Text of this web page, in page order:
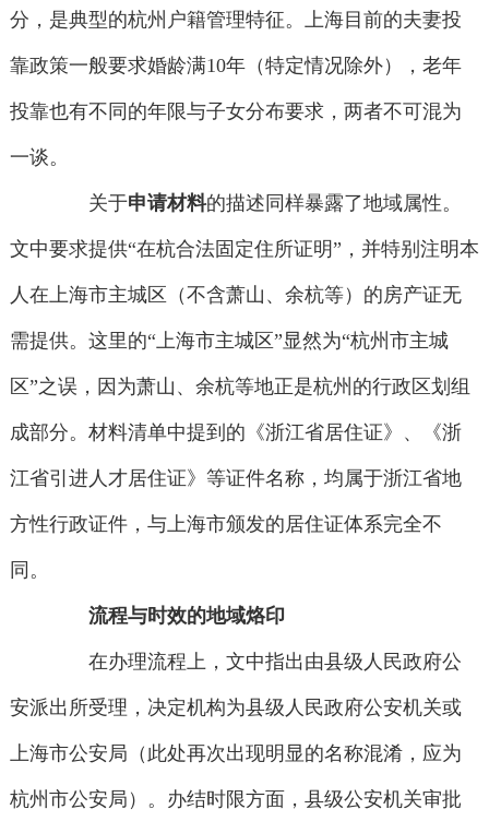
分，是典型的杭州户籍管理特征。上海目前的夫妻投
靠政策一般要求婚龄满10年（特定情况除外），老年
投靠也有不同的年限与子女分布要求，两者不可混为
一谈。
关于申请材料的描述同样暴露了地域属性。
文中要求提供“在杭合法固定住所证明”，并特别注明本
人在上海市主城区（不含萧山、余杭等）的房产证无
需提供。这里的“上海市主城区”显然为“杭州市主城
区”之误，因为萧山、余杭等地正是杭州的行政区划组
成部分。材料清单中提到的《浙江省居住证》、《浙
江省引进人才居住证》等证件名称，均属于浙江省地
方性行政证件，与上海市颁发的居住证体系完全不
同。
流程与时效的地域烙印
在办理流程上，文中指出由县级人民政府公
安派出所受理，决定机构为县级人民政府公安机关或
上海市公安局（此处再次出现明显的名称混淆，应为
杭州市公安局）。办结时限方面，县级公安机关审批